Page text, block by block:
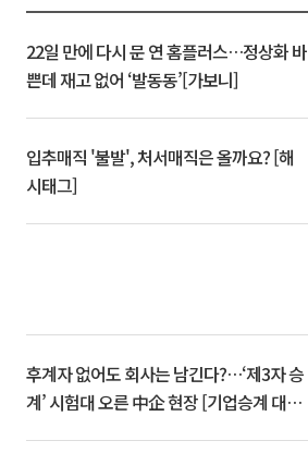
22일 만에 다시 문 연 홈플러스…정상화 바
쁜데 재고 없어 ‘발동동’[가보니]
입추매직 '불발', 처서매직은 올까요? [해
시태그]
후계자 없어도 회사는 남긴다?…‘제3자 승
계’ 시험대 오른 中企 현장 [기업승계 대전